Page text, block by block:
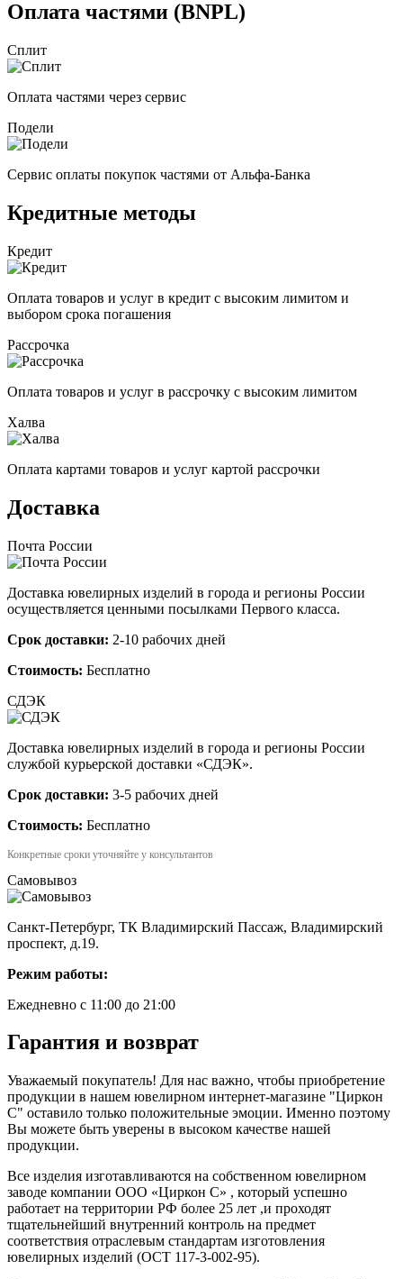
Оплата частями (BNPL)
Сплит
Оплата частями через сервис
Подели
Сервис оплаты покупок частями от Альфа-Банка
Кредитные методы
Кредит
Оплата товаров и услуг в кредит с высоким лимитом и
выбором срока погашения
Рассрочка
Оплата товаров и услуг в рассрочку с высоким лимитом
Халва
Оплата картами товаров и услуг картой рассрочки
Доставка
Почта России
Доставка ювелирных изделий в города и регионы России
осуществляется ценными посылками Первого класса.
Срок доставки: 2-10 рабочих дней
Стоимость: Бесплатно
СДЭК
Доставка ювелирных изделий в города и регионы России
службой курьерской доставки «СДЭК».
Срок доставки: 3-5 рабочих дней
Стоимость: Бесплатно
Конкретные сроки уточняйте у консультантов
Самовывоз
Санкт-Петербург, ТК Владимирский Пассаж, Владимирский
проспект, д.19.
Режим работы:
Ежедневно с 11:00 до 21:00
Гарантия и возврат
Уважаемый покупатель! Для нас важно, чтобы приобретение
продукции в нашем ювелирном интернет-магазине "Циркон
С" оставило только положительные эмоции. Именно поэтому
Вы можете быть уверены в высоком качестве нашей
продукции.
Все изделия изготавливаются на собственном ювелирном
заводе компании ООО «Циркон С» , который успешно
работает на территории РФ более 25 лет ,и проходят
тщательнейший внутренний контроль на предмет
соответствия отраслевым стандартам изготовления
ювелирных изделий (ОСТ 117-3-002-95).